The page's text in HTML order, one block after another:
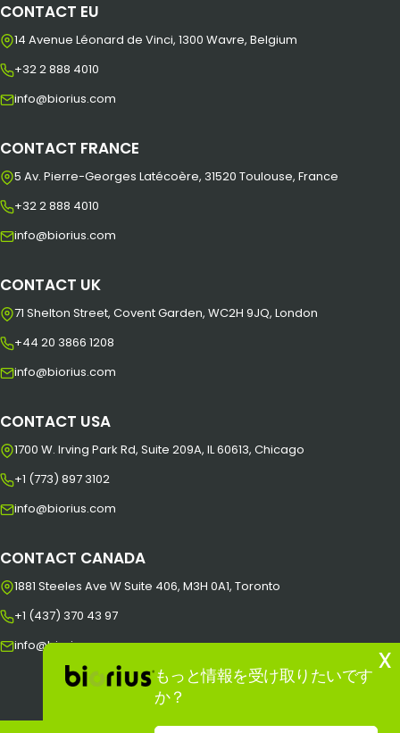
CONTACT EU
14 Avenue Léonard de Vinci, 1300 Wavre, Belgium
+32 2 888 4010
info@biorius.com
CONTACT FRANCE
5 Av. Pierre-Georges Latécoère, 31520 Toulouse, France
+32 2 888 4010
info@biorius.com
CONTACT UK
71 Shelton Street, Covent Garden, WC2H 9JQ, London
+44 20 3866 1208
info@biorius.com
CONTACT USA
1700 W. Irving Park Rd, Suite 209A, IL 60613, Chicago
+1 (773) 897 3102
info@biorius.com
CONTACT CANADA
1881 Steeles Ave W Suite 406, M3H 0A1, Toronto
+1 (437) 370 43 97
info@biorius.com
もっと情報を受け取りたいです
か？
x